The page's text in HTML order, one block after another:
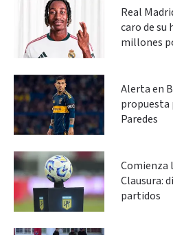
Real
caro de su
millones
Alerta en
propuesta
Paredes
Comienza
Clausura:
partidos